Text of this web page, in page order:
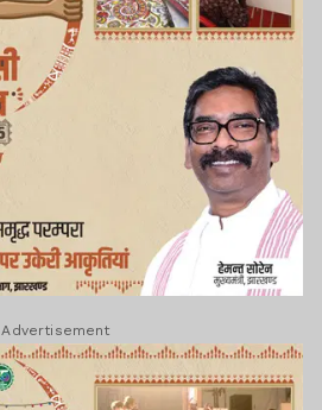
Advertisement